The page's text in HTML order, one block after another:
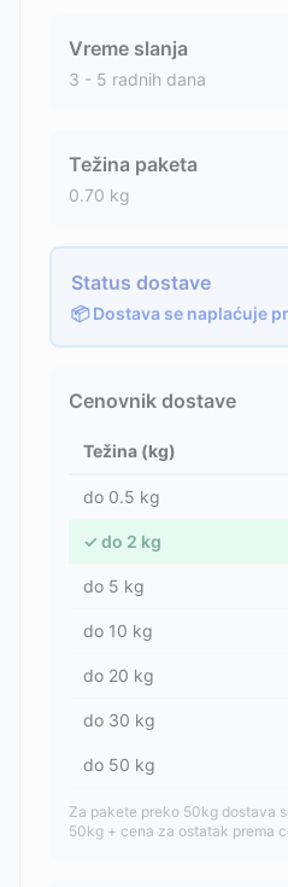
Vreme slanja
3 - 5 radnih dana
Težina paketa
0.70 kg
Status dostave
📦 Dostava se naplaćuje
Cenovnik dostave
Težina (kg)
do 0.5 kg
✓ do 2 kg
do 5 kg
do 10 kg
do 20 kg
do 30 kg
do 50 kg
Za pakete preko 50kg dostava
50kg + cena za ostatak prema